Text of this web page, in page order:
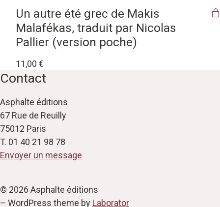
Un autre été grec de Makis
Malafékas, traduit par Nicolas
Pallier (version poche)
11,00 €
Contact
Asphalte éditions
67 Rue de Reuilly
75012 Paris
T. 01 40 21 98 78
Envoyer un message
© 2026 Asphalte éditions
– WordPress theme by Laborator